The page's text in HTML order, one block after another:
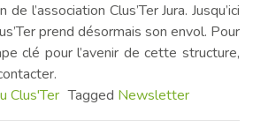
l’association Clus’Ter Jura. Jusqu’ici
prend désormais son envol. Pour
clé pour l’avenir de cette structure,
Clus'Ter Tagged Newsletter